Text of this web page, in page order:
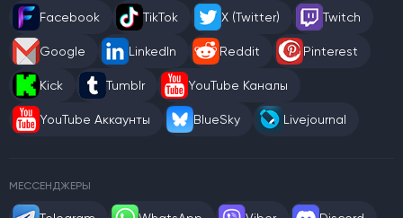
Facebook TikTok X (Twitter) Twitch
Google LinkedIn Reddit Pinterest
Kick Tumblr YouTube Каналы
YouTube Аккаунты BlueSky Livejournal
МЕССЕНДЖЕРЫ